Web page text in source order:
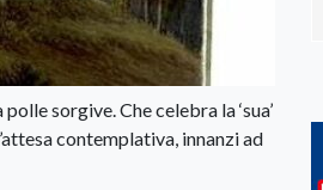
sorgive. Che celebra la ‘sua’
contemplativa, innanzi ad